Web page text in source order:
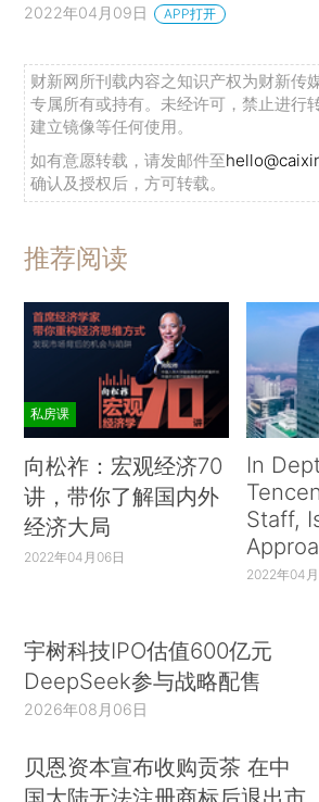
2022年04月09日 APP打开
财新网所刊载内容之知识产权为财新传
专属所有或持有。未经许可，禁止进行
建立镜像等任何使用。
如有意愿转载，请发邮件至
确认及授权后，方可转载。
推荐阅读
私房课
向松祚：宏观经济70
讲，带你了解国内外
经济大局
2022年04月06日
In
Staff,
2022年04月
宇树科技IPO估值600亿元
DeepSeek参与战略配售
2026年08月06日
贝恩资本宣布收购贡茶 在中